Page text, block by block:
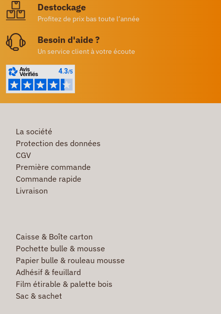
Destockage
Profitez de prix bas toute l’année
Besoin d'aide ?
Un service client à votre écoute
La société
Protection des données
CGV
Première commande
Commande rapide
Livraison
Caisse & Boîte carton
Pochette bulle & mousse
Papier bulle & rouleau mousse
Adhésif & feuillard
Film étirable & palette bois
Sac & sachet